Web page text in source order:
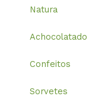
Natura
Achocolatado
Confeitos
Sorvetes